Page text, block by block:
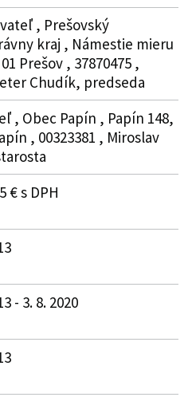
, Prešovský
kraj , Námestie mieru
Prešov , 37870475 ,
Chudík, predseda
, Obec Papín , Papín 148,
, 00323381 , Miroslav
€ s DPH
- 3. 8. 2020